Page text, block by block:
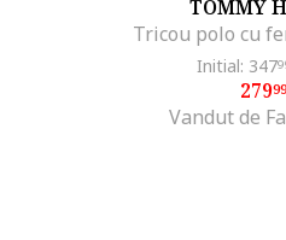
TOMMY
Initial: 347
27999
Vandut de